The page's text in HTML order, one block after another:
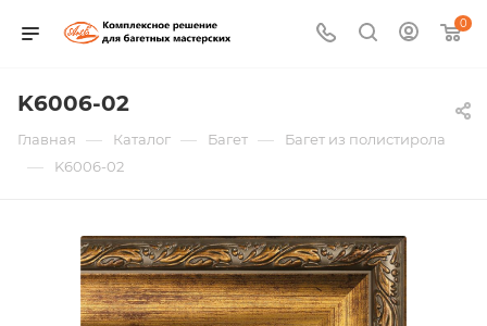
0
K6006-02
Главная — Каталог — Багет — Багет из полистирола
— K6006-02